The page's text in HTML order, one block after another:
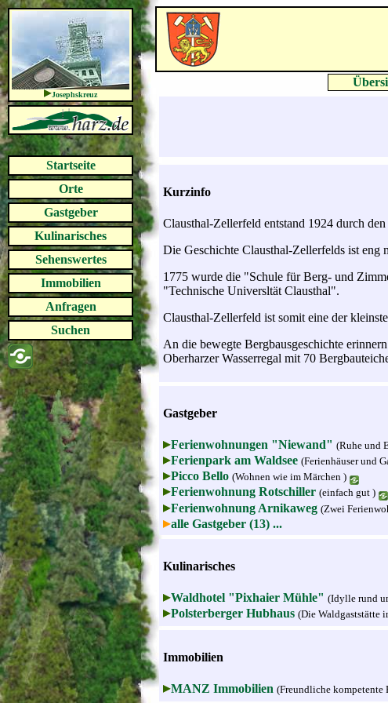
Josephskreuz
Startseite
Orte
Gastgeber
Kulinarisches
Sehenswertes
Immobilien
Anfragen
Suchen
Kurzinfo
Clausthal-Zellerfeld entstand 1924 durch
Die Geschichte Clausthal-Zellerfelds ist eng
1775 wurde die "Schule für Berg- und
"Technische Universltät Clausthal".
Clausthal-Zellerfeld ist somit eine der
An die bewegte Bergbausgeschichte
Oberharzer Wasserregal mit 70
Gastgeber
Ferienwohnungen "Niewand" (Ruhe und
Ferienpark am Waldsee (Ferienhäuser und
Picco Bello (Wohnen wie im Märchen )
Ferienwohnung Rotschiller (einfach gut )
Ferienwohnung Arnikaweg (Zwei
alle Gastgeber (13) ...
Kulinarisches
Waldhotel "Pixhaier Mühle" (Idylle rund
Polsterberger Hubhaus (Die Waldgaststätte
Immobilien
MANZ Immobilien (Freundliche kompetente